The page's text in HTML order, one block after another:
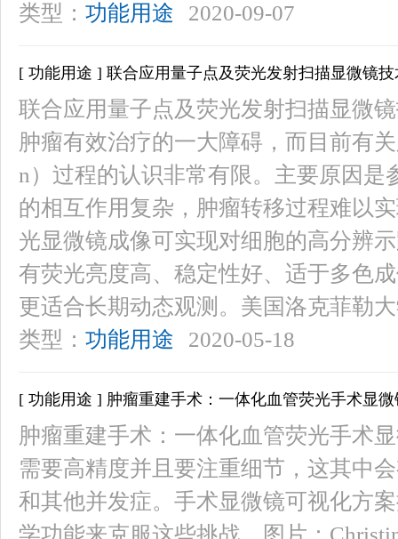
类型： 功能用途 2020-09-07
[ 功能用途 ] 联合应用量子点及荧光发射扫描显微镜
联合应用量子点及荧光发射扫描显微
肿瘤有效治疗的一大障碍，而目前有
n）过程的认识非常有限。主要原因
的相互作用复杂，肿瘤转移过程难以
光显微镜成像可实现对细胞的高分辨
有荧光亮度高、稳定性好、适于多色
更适合长期动态观测。美国洛克菲勒大
类型： 功能用途 2020-05-18
[ 功能用途 ] 肿瘤重建手术：一体化血管荧光手术显
肿瘤重建手术：一体化血管荧光手术
需要高精度并且要注重细节，这其中
和其他并发症。手术显微镜可视化方
学功能来克服这些挑战。图片：